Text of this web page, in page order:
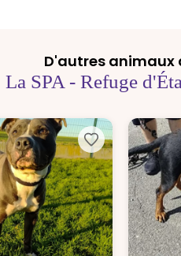
D'autres animaux
La SPA - Refuge